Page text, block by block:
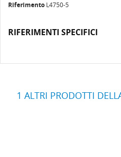
Riferimento L4750-5
RIFERIMENTI SPECIFICI
1 ALTRI PRODOTTI